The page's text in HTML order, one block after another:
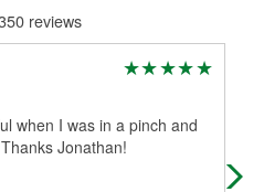
ayudarte a encontrar las
para tu reparación.
de freno
reviews
when I was in a pinch and
Jonathan!